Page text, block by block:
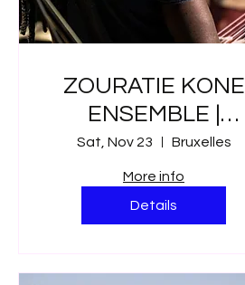
ZOURATIE KONE
ENSEMBLE |
Bruxelles sur
Scènes
Sat, Nov 23 Bruxelles
More info
Details